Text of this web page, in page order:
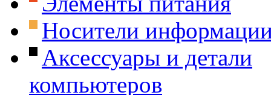
Носители
Аксессуары и детали
компьютеров